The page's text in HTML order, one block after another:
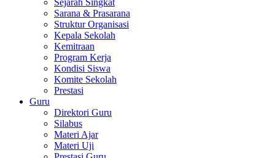
Sejarah Singkat
Sarana & Prasarana
Struktur Organisasi
Kepala Sekolah
Kemitraan
Program Kerja
Kondisi Siswa
Komite Sekolah
Prestasi
Guru
Direktori Guru
Silabus
Materi Ajar
Materi Uji